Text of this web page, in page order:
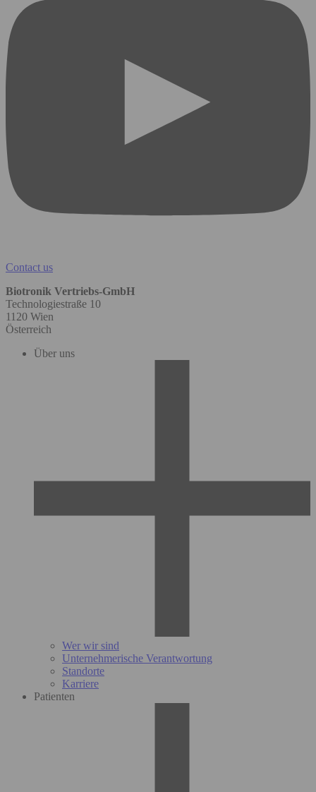
Contact us
Biotronik Vertriebs-GmbH
Technologiestraße 10
1120 Wien
Österreich
Über uns
Wer wir sind
Unternehmerische Verantwortung
Standorte
Karriere
Patienten